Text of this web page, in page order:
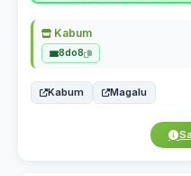
Kabum
8do8
Kabum Magalu